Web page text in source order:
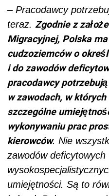
– Pracodawcy
teraz. Zgodnie z
Migracyjnej, Polska
cudzoziemców o
i do zawodów
pracodawcy
w zawodach, w
szczególne
wykonywaniu prac
kierowców. Nie
zawodów deficytowych
umiejętności. Są to